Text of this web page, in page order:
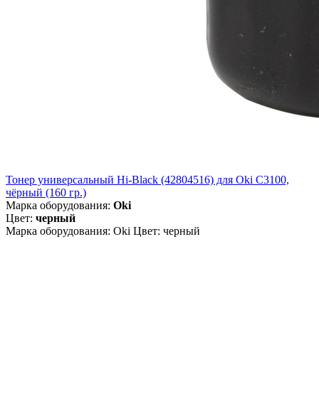
Тонер универсальный Hi-Black (42804516) для Oki С3100,
чёрный (160 гр.)
Марка оборудования: Oki
Цвет: черный
Марка оборудования: Oki Цвет: черный